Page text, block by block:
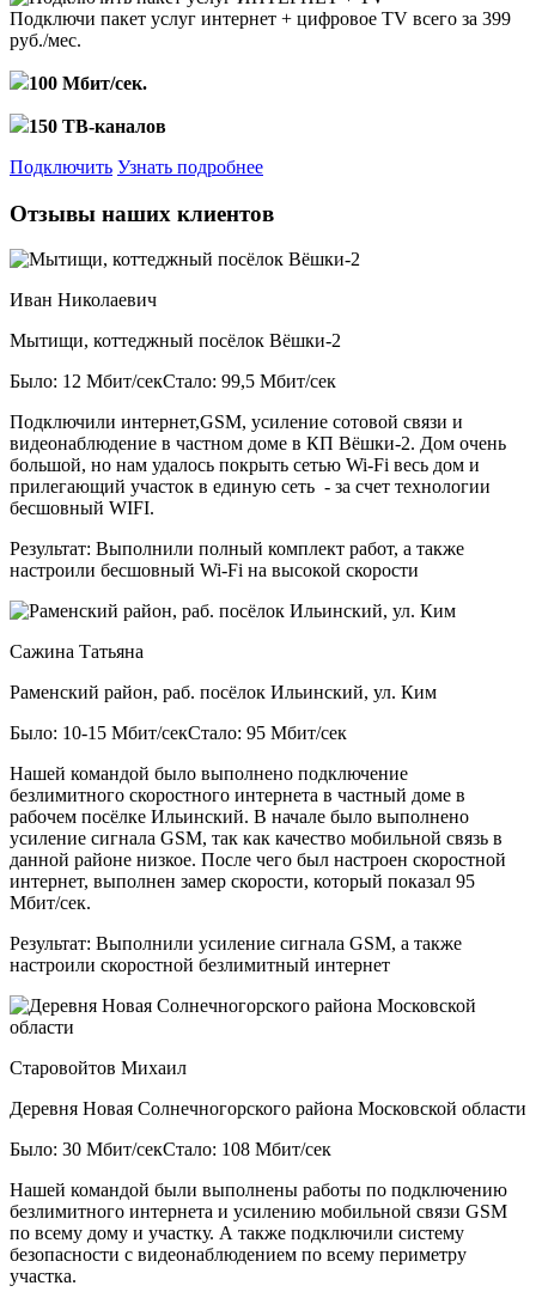
Подключи пакет услуг интернет + цифровое TV всего за 399
руб./мес.
100 Мбит/сек.
150 ТВ-каналов
Подключить Узнать подробнее
Отзывы наших клиентов
Иван Николаевич
Мытищи, коттеджный посёлок Вёшки-2
Было: 12 Мбит/секСтало: 99,5 Мбит/сек
Подключили интернет,GSM, усиление сотовой связи и
видеонаблюдение в частном доме в КП Вёшки-2. Дом очень
большой, но нам удалось покрыть сетью Wi-Fi весь дом и
прилегающий участок в единую сеть - за счет технологии
бесшовный WIFI.
Результат: Выполнили полный комплект работ, а также
настроили бесшовный Wi-Fi на высокой скорости
Сажина Татьяна
Раменский район, раб. посёлок Ильинский, ул. Ким
Было: 10-15 Мбит/секСтало: 95 Мбит/сек
Нашей командой было выполнено подключение
безлимитного скоростного интернета в частный доме в
рабочем посёлке Ильинский. В начале было выполнено
усиление сигнала GSM, так как качество мобильной связь в
данной районе низкое. После чего был настроен скоростной
интернет, выполнен замер скорости, который показал 95
Мбит/сек.
Результат: Выполнили усиление сигнала GSM, а также
настроили скоростной безлимитный интернет
Старовойтов Михаил
Деревня Новая Солнечногорского района Московской области
Было: 30 Мбит/секСтало: 108 Мбит/сек
Нашей командой были выполнены работы по подключению
безлимитного интернета и усилению мобильной связи GSM
по всему дому и участку. А также подключили систему
безопасности с видеонаблюдением по всему периметру
участка.